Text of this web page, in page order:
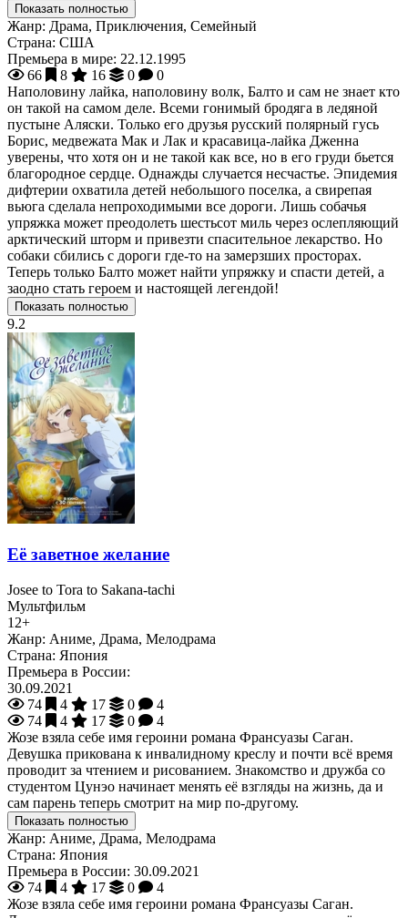
Показать полностью
Жанр: Драма, Приключения, Семейный
Страна: США
Премьера в мире: 22.12.1995
66
8 16 0
0
Наполовину лайка, наполовину волк, Балто и сам не знает кто
он такой на самом деле. Всеми гонимый бродяга в ледяной
пустыне Аляски. Только его друзья русский полярный гусь
Борис, медвежата Мак и Лак и красавица-лайка Дженна
уверены, что хотя он и не такой как все, но в его груди бьется
благородное сердце. Однажды случается несчастье. Эпидемия
дифтерии охватила детей небольшого поселка, а свирепая
вьюга сделала непроходимыми все дороги. Лишь собачья
упряжка может преодолеть шестьсот миль через ослепляющий
арктический шторм и привезти спасительное лекарство. Но
собаки сбились с дороги где-то на замерзших просторах.
Теперь только Балто может найти упряжку и спасти детей, а
заодно стать героем и настоящей легендой!
Показать полностью
9.2
Её заветное желание
Josee to Tora to Sakana-tachi
Мультфильм
12+
Жанр: Аниме, Драма, Мелодрама
Страна: Япония
Премьера в России:
30.09.2021
74
4 17 0
4
74
4 17 0
4
Жозе взяла себе имя героини романа Франсуазы Саган.
Девушка прикована к инвалидному креслу и почти всё время
проводит за чтением и рисованием. Знакомство и дружба со
студентом Цунэо начинает менять её взгляды на жизнь, да и
сам парень теперь смотрит на мир по-другому.
Показать полностью
Жанр: Аниме, Драма, Мелодрама
Страна: Япония
Премьера в России: 30.09.2021
74
4 17 0
4
Жозе взяла себе имя героини романа Франсуазы Саган.